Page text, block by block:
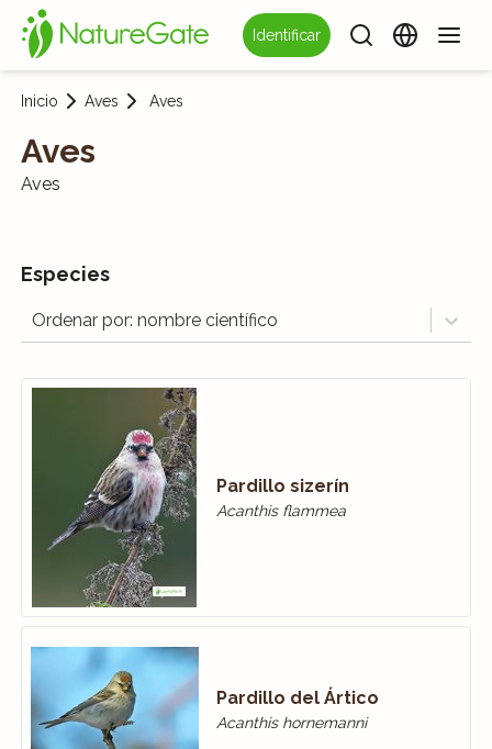
Identificar
Inicio Aves Aves
Aves
Aves
Especies
Ordenar por: nombre científico
Pardillo sizerín
Acanthis flammea
Pardillo del Ártico
Acanthis hornemanni